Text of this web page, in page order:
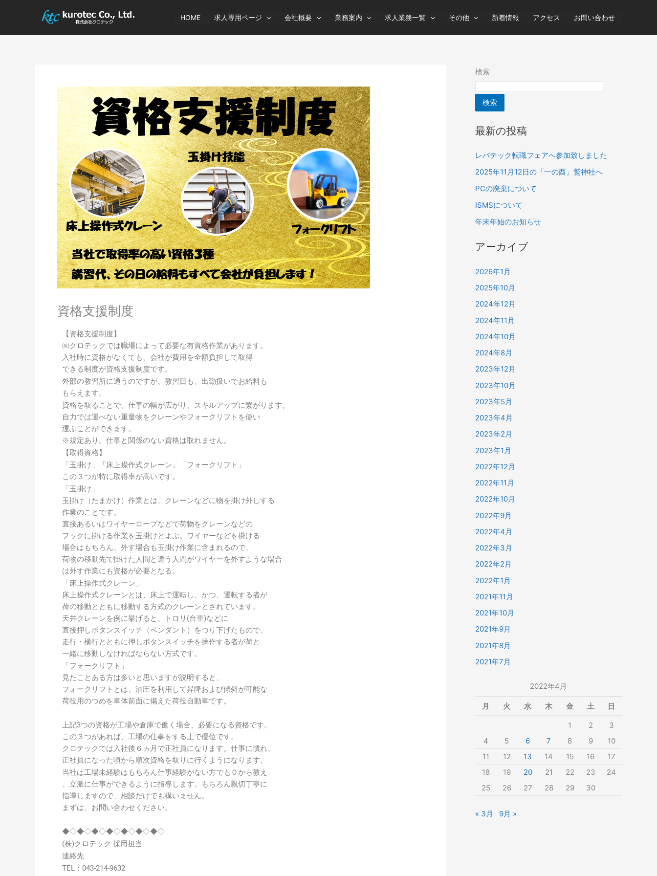
HOME 求人専用ページ 会社概要 業務案内 求人業務一覧 その他 新着情報 アクセス お問い合わせ
資格支援制度
【資格支援制度】
㈱クロテックでは職場によって必要な有資格作業があります。
入社時に資格がなくても、会社が費用を全額負担して取得
できる制度が資格支援制度です。
外部の教習所に通うのですが、教習日も、出勤扱いでお給料も
もらえます。
資格を取ることで、仕事の幅が広がり、スキルアップに繋がります。
自力では運べない重量物をクレーンやフォークリフトを使い
運ぶことができます。
※規定あり。仕事と関係のない資格は取れません。
【取得資格】
「玉掛け」「床上操作式クレーン」「フォークリフト」
この３つが特に取得率が高いです。
「玉掛け」
玉掛け（たまかけ）作業とは、クレーンなどに物を掛け外しする
作業のことです。
直接あるいはワイヤーロープなどで荷物をクレーンなどの
フックに掛ける作業を玉掛けとよぶ。ワイヤーなどを掛ける
場合はもちろん、外す場合も玉掛け作業に含まれるので、
荷物の移動先で掛けた人間と違う人間がワイヤーを外すような場合
は外す作業にも資格が必要となる。
「床上操作式クレーン」
床上操作式クレーンとは、床上で運転し、かつ、運転する者が
荷の移動とともに移動する方式のクレーンとされています。
天井クレーンを例に挙げると、トロリ(台車)などに
直接押しボタンスイッチ（ペンダント）をつり下げたもので、
走行・横行とともに押しボタンスイッチを操作する者が荷と
一緒に移動しなければならない方式です。
「フォークリフト」
見たことある方は多いと思いますが説明すると、
フォークリフトとは、油圧を利用して昇降および傾斜が可能な
荷役用のつめを車体前面に備えた荷役自動車です。
上記3つの資格が工場や倉庫で働く場合、必要になる資格です。
この３つがあれば、工場の仕事をする上で優位です。
クロテックでは入社後６ヵ月で正社員になります。仕事に慣れ、
正社員になった頃から順次資格を取りに行くようになります。
当社は工場未経験はもちろん仕事経験がない方でも０から教え
、立派に仕事ができるように指導します。もちろん親切丁寧に
指導しますので、相談だけでも構いません。
まずは、お問い合わせください。
◆◇◆◇◆◇◆◇◆◇◆◇◆◇
(株)クロテック 採用担当
連絡先
TEL：043-214-9632
検索
検索
最新の投稿
レバテック転職フェアへ参加致しました
2025年11月12日の「一の酉」鷲神社へ
PCの廃棄について
ISMSについて
年末年始のお知らせ
アーカイブ
2026年1月
2025年10月
2024年12月
2024年11月
2024年10月
2024年8月
2023年12月
2023年10月
2023年5月
2023年4月
2023年2月
2023年1月
2022年12月
2022年11月
2022年10月
2022年9月
2022年4月
2022年3月
2022年2月
2022年1月
2021年11月
2021年10月
2021年9月
2021年8月
2021年7月
2022年4月
月 火 水 木 金 土 日
1 2
3
4
5 6 7 8 9
10
11
12 13 14 15 16
17
18
19 20 21 22 23
24
25
26 27 28 29 30
« 3月 9月 »